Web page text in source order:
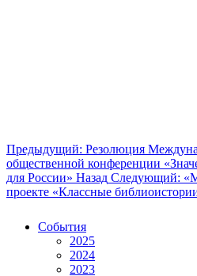
Предыдущий: Резолюция
общественной конференции
для России» Назад Следующий:
проекте «Классные
События
2025
2024
2023